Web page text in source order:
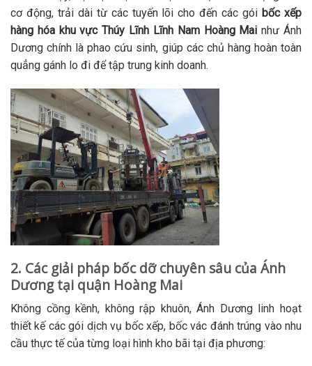
cơ động, trải dài từ các tuyến lõi cho đến các gói bốc xếp
hàng hóa khu vực Thúy Lĩnh Lĩnh Nam Hoàng Mai như Ánh
Dương chính là phao cứu sinh, giúp các chủ hàng hoàn toàn
quẳng gánh lo đi để tập trung kinh doanh.
2. Các giải pháp bốc dỡ chuyên sâu của Ánh
Dương tại quận Hoàng Mai
Không cồng kềnh, không rập khuôn, Ánh Dương linh hoạt
thiết kế các gói dịch vụ bốc xếp, bốc vác đánh trúng vào nhu
cầu thực tế của từng loại hình kho bãi tại địa phương: